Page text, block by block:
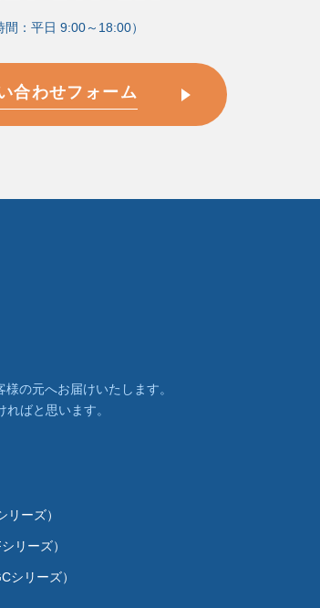
間：平日 9:00～18:00）
合わせフォーム
の元へお届けいたします。
ばと思います。
ーズ）
リーズ）
シリーズ）